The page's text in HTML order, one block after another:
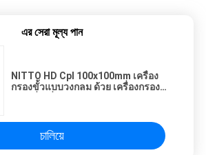
এর সেরা মূল্য পান
NITTO HD Cpl 100x100mm เครื่อง
กรองขั้วแบบวงกลม ด้วย เครื่องกรอง
চালিয়ে